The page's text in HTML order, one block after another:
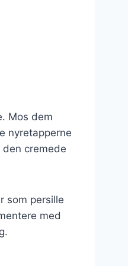
Mos dem
nyretapperne
cremede
som persille
med